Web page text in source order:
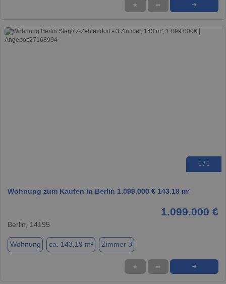
★ ➦ ➜
1 / 1
Wohnung zum Kaufen in Berlin 1.099.000 € 143.19 m²
1.099.000 €
Berlin, 14195
Wohnung ca. 143,19 m² Zimmer 3
★ ➦ ➜